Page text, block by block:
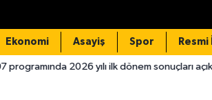
Ekonomi Asayiş Spor Resmi
yılı ilk dönem sonuçları açıklandı